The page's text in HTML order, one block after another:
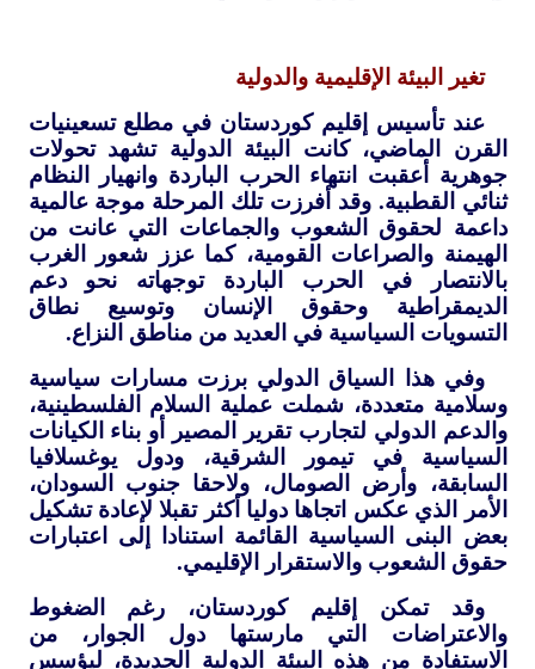
تغير البيئة الإقليمية والدولية
عند تأسيس إقليم كوردستان في مطلع تسعينيات
القرن الماضي، كانت البيئة الدولية تشهد تحولات
جوهرية أعقبت انتهاء الحرب الباردة وانهيار النظام
ثنائي القطبية. وقد أفرزت تلك المرحلة موجة عالمية
داعمة لحقوق الشعوب والجماعات التي عانت من
الهيمنة والصراعات القومية، كما عزز شعور الغرب
بالانتصار في الحرب الباردة توجهاته نحو دعم
الديمقراطية وحقوق الإنسان وتوسيع نطاق
التسويات السياسية في العديد من مناطق النزاع.
وفي هذا السياق الدولي برزت مسارات سياسية
وسلامية متعددة، شملت عملية السلام الفلسطينية،
والدعم الدولي لتجارب تقرير المصير أو بناء الكيانات
السياسية في تيمور الشرقية، ودول يوغسلافيا
السابقة، وأرض الصومال، ولاحقا جنوب السودان،
الأمر الذي عكس اتجاها دوليا أكثر تقبلا لإعادة تشكيل
بعض البنى السياسية القائمة استنادا إلى اعتبارات
حقوق الشعوب والاستقرار الإقليمي.
وقد تمكن إقليم كوردستان، رغم الضغوط
والاعتراضات التي مارستها دول الجوار، من
الاستفادة من هذه البيئة الدولية الجديدة، ليؤسس